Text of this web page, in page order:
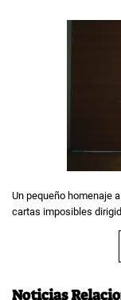
Un pequeño homenaje
cartas imposibles
Noticias